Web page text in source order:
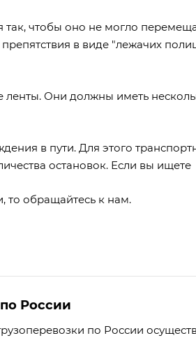
чтобы оно не могло
в виде "лежачих
ленты. Они должны иметь
в пути. Для этого
остановок. Если вы ищете
, то обращайтесь к нам.
России
по России